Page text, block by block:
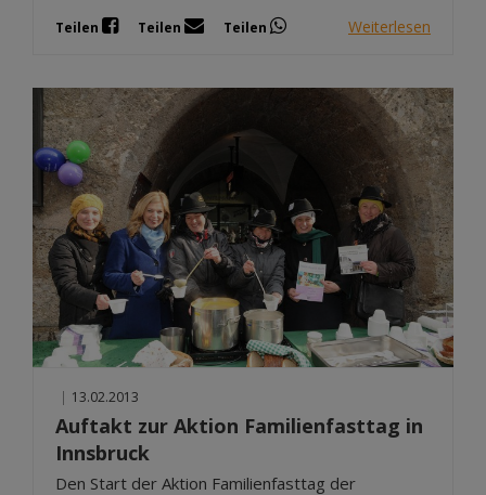
Teilen Teilen Teilen Weiterlesen
| 13.02.2013
Auftakt zur Aktion Familienfasttag in
Innsbruck
Den Start der Aktion Familienfasttag der